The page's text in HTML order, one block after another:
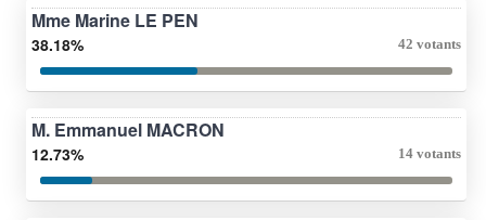
Mme Marine LE PEN
38.18% 42 votants
M. Emmanuel MACRON
12.73% 14 votants